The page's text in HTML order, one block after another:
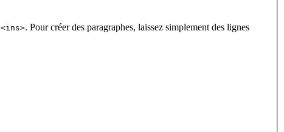
<ins>. Pour créer des paragraphes, laissez simplement des lignes